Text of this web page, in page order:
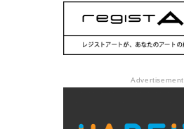
Advertisement